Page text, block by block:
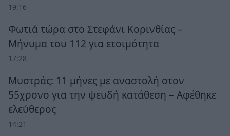
19:16
Φωτιά τώρα στο Στεφάνι Κορινθίας –
Μήνυμα του 112 για ετοιμότητα
17:28
Μυστράς: 11 μήνες με αναστολή στον
55χρονο για την ψευδή κατάθεση – Αφέθηκε
ελεύθερος
14:21